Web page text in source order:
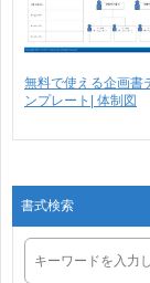
無料で使える企画書
ンプレート| 体制図
書式検索